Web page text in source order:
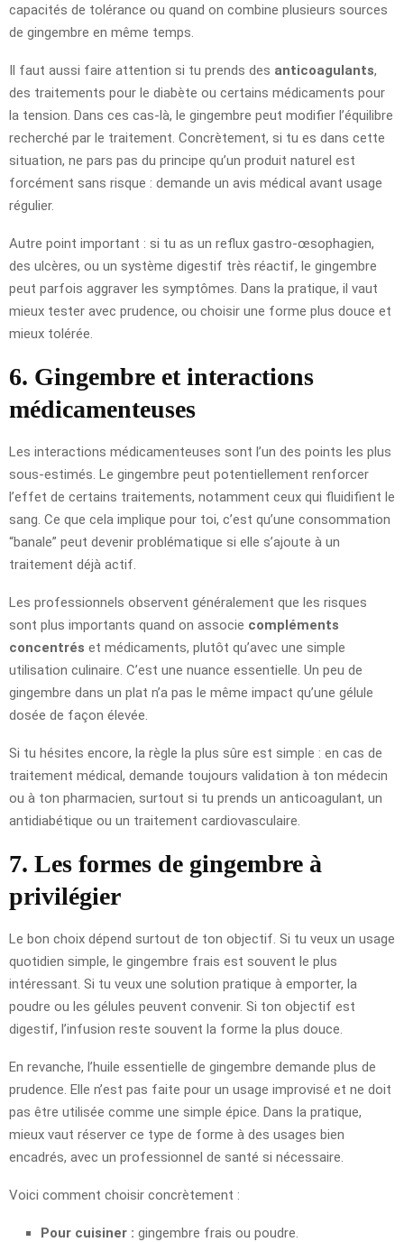
capacités de tolérance ou quand on combine plusieurs sources
de gingembre en même temps.
Il faut aussi faire attention si tu prends des anticoagulants,
des traitements pour le diabète ou certains médicaments pour
la tension. Dans ces cas-là, le gingembre peut modifier l’équilibre
recherché par le traitement. Concrètement, si tu es dans cette
situation, ne pars pas du principe qu’un produit naturel est
forcément sans risque : demande un avis médical avant usage
régulier.
Autre point important : si tu as un reflux gastro-œsophagien,
des ulcères, ou un système digestif très réactif, le gingembre
peut parfois aggraver les symptômes. Dans la pratique, il vaut
mieux tester avec prudence, ou choisir une forme plus douce et
mieux tolérée.
6. Gingembre et interactions
médicamenteuses
Les interactions médicamenteuses sont l’un des points les plus
sous-estimés. Le gingembre peut potentiellement renforcer
l’effet de certains traitements, notamment ceux qui fluidifient le
sang. Ce que cela implique pour toi, c’est qu’une consommation
“banale” peut devenir problématique si elle s’ajoute à un
traitement déjà actif.
Les professionnels observent généralement que les risques
sont plus importants quand on associe compléments
concentrés et médicaments, plutôt qu’avec une simple
utilisation culinaire. C’est une nuance essentielle. Un peu de
gingembre dans un plat n’a pas le même impact qu’une gélule
dosée de façon élevée.
Si tu hésites encore, la règle la plus sûre est simple : en cas de
traitement médical, demande toujours validation à ton médecin
ou à ton pharmacien, surtout si tu prends un anticoagulant, un
antidiabétique ou un traitement cardiovasculaire.
7. Les formes de gingembre à
privilégier
Le bon choix dépend surtout de ton objectif. Si tu veux un usage
quotidien simple, le gingembre frais est souvent le plus
intéressant. Si tu veux une solution pratique à emporter, la
poudre ou les gélules peuvent convenir. Si ton objectif est
digestif, l’infusion reste souvent la forme la plus douce.
En revanche, l’huile essentielle de gingembre demande plus de
prudence. Elle n’est pas faite pour un usage improvisé et ne doit
pas être utilisée comme une simple épice. Dans la pratique,
mieux vaut réserver ce type de forme à des usages bien
encadrés, avec un professionnel de santé si nécessaire.
Voici comment choisir concrètement :
Pour cuisiner : gingembre frais ou poudre.